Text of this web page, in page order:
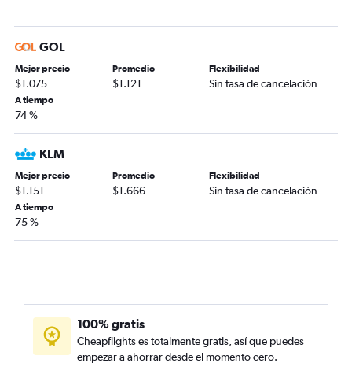
GOL
Mejor precio
$1.075
Promedio
$1.121
Flexibilidad
Sin tasa de cancelación
A tiempo
74 %
KLM
Mejor precio
$1.151
Promedio
$1.666
Flexibilidad
Sin tasa de cancelación
A tiempo
75 %
100% gratis
Cheapflights es totalmente gratis, así que puedes
empezar a ahorrar desde el momento cero.